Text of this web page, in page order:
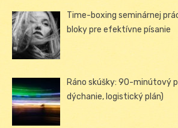
Time-boxing seminárnej
bloky pre efektívne písanie
Ráno skúšky: 90-minútový
dýchanie, logistický plán)